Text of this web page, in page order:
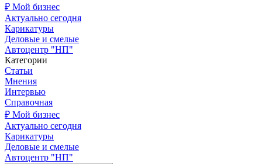
₽ Мой бизнес
Актуально сегодня
Карикатуры
Деловые и смелые
Автоцентр "НП"
Категории
Статьи
Мнения
Интервью
Справочная
₽ Мой бизнес
Актуально сегодня
Карикатуры
Деловые и смелые
Автоцентр "НП"